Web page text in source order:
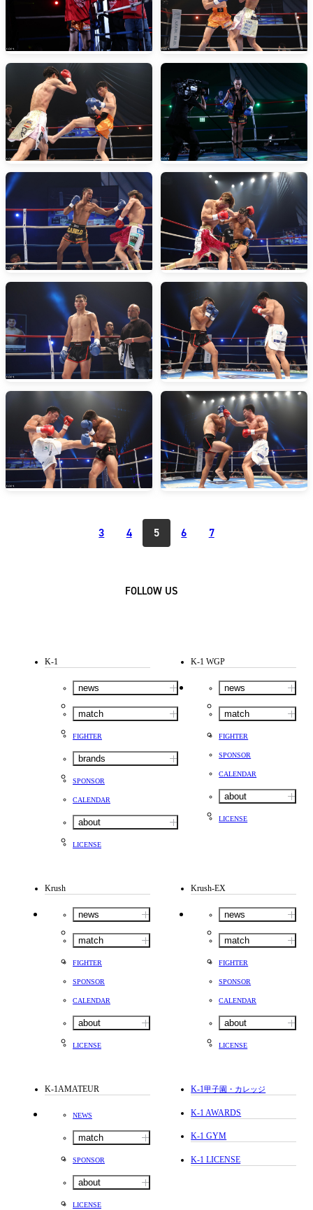
3 4 5 6 7
FOLLOW US
K-1
news
match
FIGHTER
brands
SPONSOR
CALENDAR
about
LICENSE
K-1 WGP
news
match
FIGHTER
SPONSOR
CALENDAR
about
LICENSE
Krush
news
match
FIGHTER
SPONSOR
CALENDAR
about
LICENSE
Krush-EX
news
match
FIGHTER
SPONSOR
CALENDAR
about
LICENSE
K-1AMATEUR
NEWS
match
SPONSOR
about
LICENSE
K-1甲子園・カレッジ
K-1 AWARDS
K-1 GYM
K-1 LICENSE